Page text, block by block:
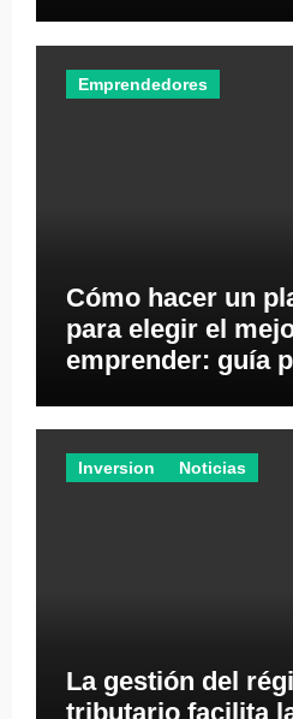
Emprendedores
Cómo hacer un
para elegir el
emprender: guía
Inversion Noticias
La gestión del
tributario facilita